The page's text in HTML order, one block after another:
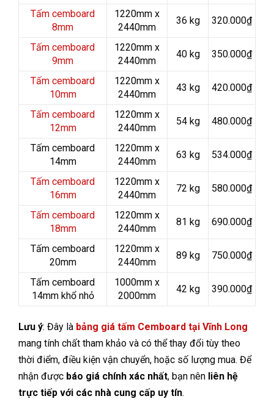
Tấm cemboard
8mm
1220mm x
2440mm
36 kg 320.000₫
Tấm cemboard
9mm
1220mm x
2440mm
40 kg 350.000₫
Tấm cemboard
10mm
1220mm x
2440mm
43 kg 420.000₫
Tấm cemboard
12mm
1220mm x
2440mm
54 kg 480.000₫
Tấm cemboard
14mm
1220mm x
2440mm
63 kg 534.000₫
Tấm cemboard
16mm
1220mm x
2440mm
72 kg 580.000₫
Tấm cemboard
18mm
1220mm x
2440mm
81 kg 690.000₫
Tấm cemboard
20mm
1220mm x
2440mm
89 kg 750.000₫
Tấm cemboard
14mm khổ nhỏ
1000mm x
2000mm
42 kg 390.000₫
Lưu ý: Đây là bảng giá tấm Cemboard tại Vĩnh Long
mang tính chất tham khảo và có thể thay đổi tùy theo
thời điểm, điều kiện vận chuyển, hoặc số lượng mua. Để
nhận được báo giá chính xác nhất, bạn nên liên hệ
trực tiếp với các nhà cung cấp uy tín.